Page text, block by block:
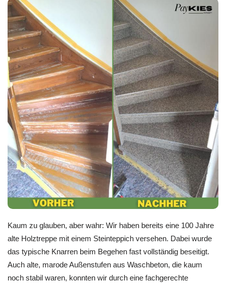
Kaum zu glauben, aber wahr: Wir haben bereits eine 100 Jahre
alte Holztreppe mit einem Steinteppich versehen. Dabei wurde
das typische Knarren beim Begehen fast vollständig beseitigt.
Auch alte, marode Außenstufen aus Waschbeton, die kaum
noch stabil waren, konnten wir durch eine fachgerechte